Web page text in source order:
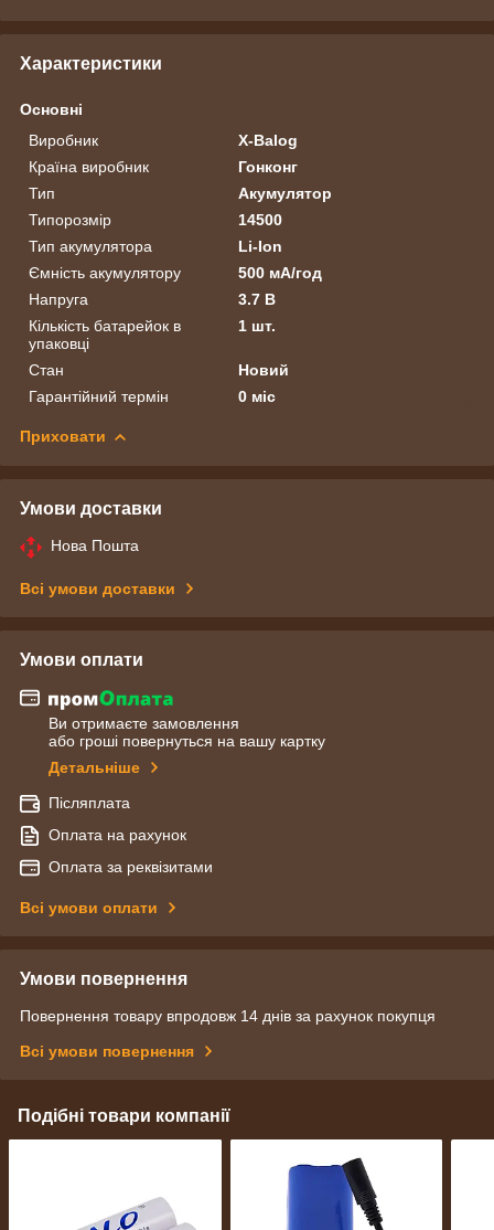
Характеристики
Основні
Виробник
X-Balog
Країна виробник
Гонконг
Тип
Акумулятор
Типорозмір
14500
Тип акумулятора
Li-Ion
Ємність акумулятору
500 мА/год
Напруга
3.7 В
Кількість батарейок в
упаковці
1 шт.
Стан
Новий
Гарантійний термін
0 міс
Приховати
Умови доставки
Нова Пошта
Всі умови доставки
Умови оплати
Ви отримаєте замовлення
або гроші повернуться на вашу картку
Детальніше
Післяплата
Оплата на рахунок
Оплата за реквізитами
Всі умови оплати
Умови повернення
Повернення товару впродовж 14 днів за рахунок покупця
Всі умови повернення
Подібні товари компанії